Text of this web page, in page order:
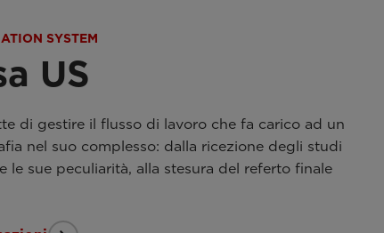
SYSTEM
US
di gestire il flusso di lavoro che fa carico ad un
nel suo complesso: dalla ricezione degli studi
le sue peculiarità, alla stesura del referto finale